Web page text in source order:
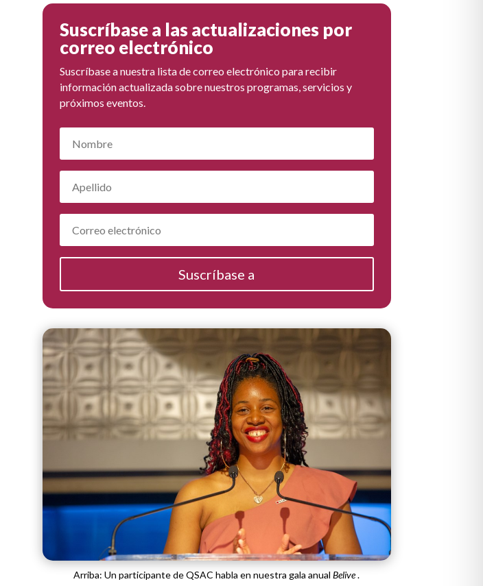
Suscríbase a las actualizaciones por
correo electrónico
Suscríbase a nuestra lista de correo electrónico para recibir
información actualizada sobre nuestros programas, servicios y
próximos eventos.
Suscríbase a
Arriba: Un participante de QSAC habla en nuestra gala anualBelive.